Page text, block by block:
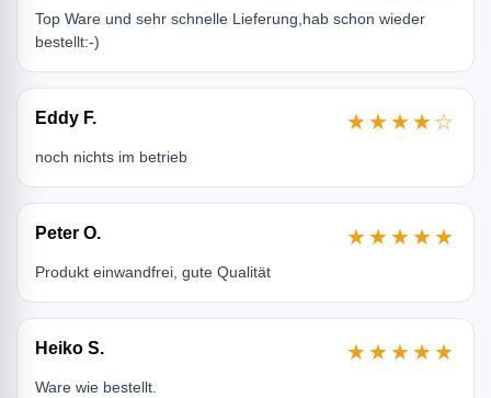
Top Ware und sehr schnelle Lieferung,hab schon wieder
bestellt:-)
Eddy F. ★★★★☆
noch nichts im betrieb
Peter O. ★★★★★
Produkt einwandfrei, gute Qualität
Heiko S. ★★★★★
Ware wie bestellt.